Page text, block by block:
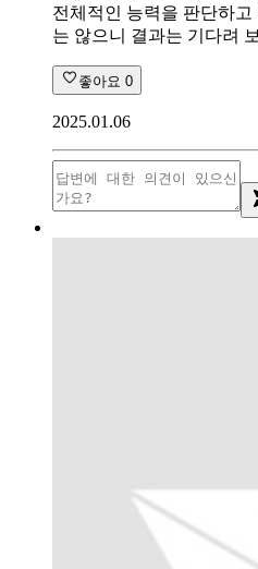
전체적인 능력을 판단하고
는 않으니 결과는 기다려
좋아요 0
2025.01.06